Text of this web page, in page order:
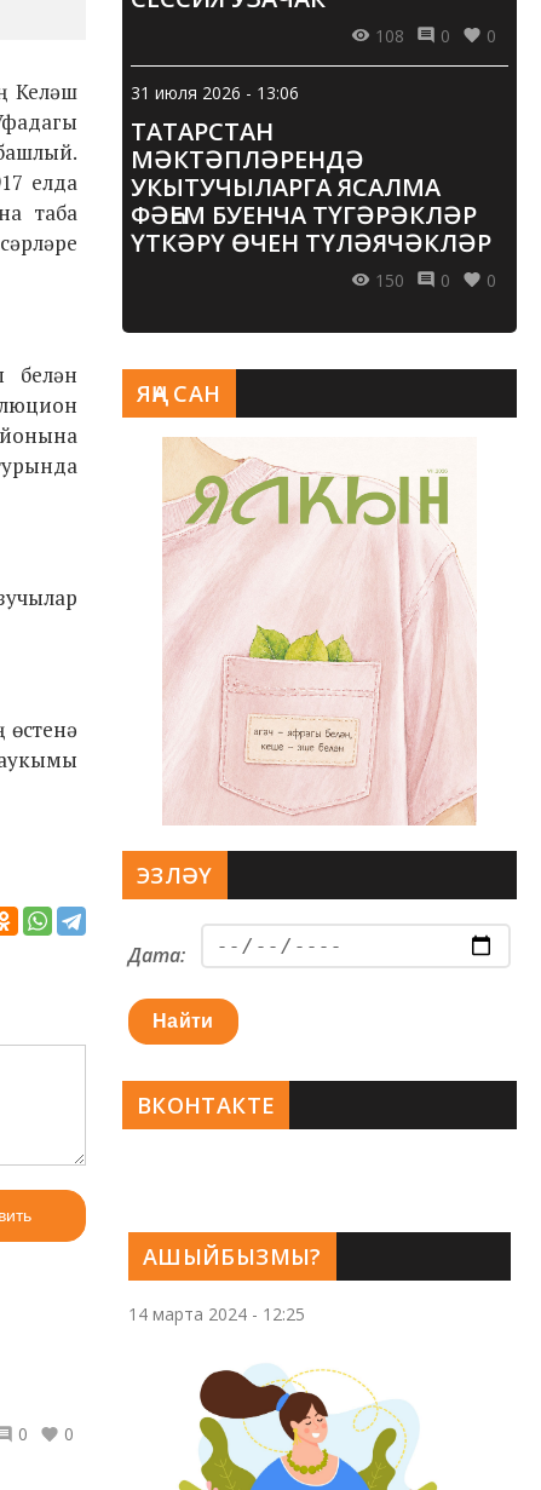
Келәш
елда
таба
белән
0 0
108 0 0
31 июля 2026 - 13:06
ТАТАРСТАН
МӘКТӘПЛӘРЕНДӘ
УКЫТУЧЫЛАРГА ЯСАЛМА
ФӘҺЕМ БУЕНЧА ТҮГӘРӘКЛӘР
ҮТКӘРҮ ӨЧЕН ТҮЛӘЯЧӘКЛӘР
150 0 0
АШЫЙБЫЗМЫ?
14 марта 2024 - 12:25
ЯҢА САН
ЭЗЛӘҮ
Дата:
Найти
ВКОНТАКТЕ